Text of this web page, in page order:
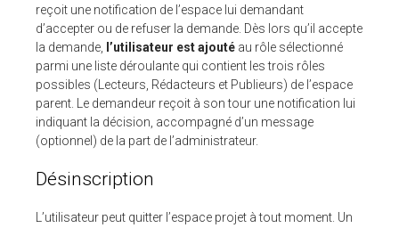
reçoit une notification de l’espace lui demandant
d’accepter ou de refuser la demande. Dès lors qu’il accepte
la demande, l’utilisateur est ajouté au rôle sélectionné
parmi une liste déroulante qui contient les trois rôles
possibles (Lecteurs, Rédacteurs et Publieurs) de l’espace
parent. Le demandeur reçoit à son tour une notification lui
indiquant la décision, accompagné d’un message
(optionnel) de la part de l’administrateur.
Désinscription
L’utilisateur peut quitter l’espace projet à tout moment. Un